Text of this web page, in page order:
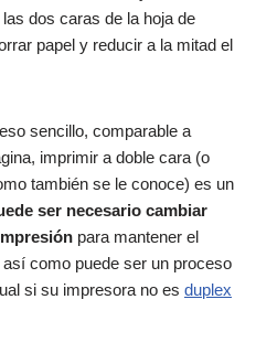
dos caras de la hoja de
papel y reducir a la mitad el
sencillo, comparable a
imprimir a doble cara (o
también se le conoce) es un
ser necesario cambiar
para mantener el
como puede ser un proceso
si su impresora no es duplex